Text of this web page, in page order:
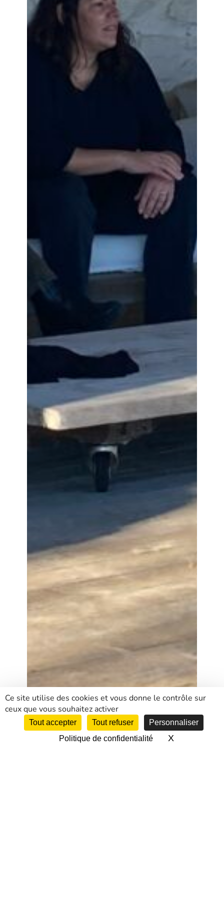
Ce site utilise des cookies et vous donne le contrôle sur
ceux que vous souhaitez activer
Tout accepter Tout refuser
Personnaliser
Politique de confidentialité
XMasquer le